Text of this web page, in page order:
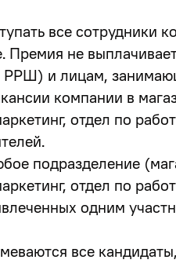
все сотрудники
Премия не
РРШ) и лицам,
компании в
отдел по
подразделение
отдел по
одним
все